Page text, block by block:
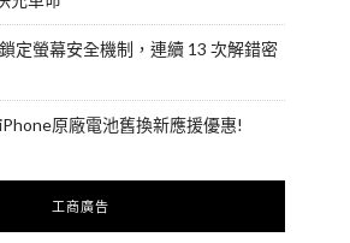
定螢幕安全機制，連續 13 次解錯密
原廠電池舊換新應援優惠!
工商廣告